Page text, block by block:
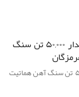
آگهی تجدید مناقصه عمومی خریداری مقدار ۵۰,۰۰۰ تن سنگ
آگهی تجدید مناقصه عمومی خریداری مقدار ۵۰,۰۰۰ تن سنگ آهن هماتيت